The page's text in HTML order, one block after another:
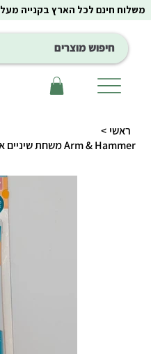
משלוח חינם לכל הארץ בקנייה מעל
ראשי >